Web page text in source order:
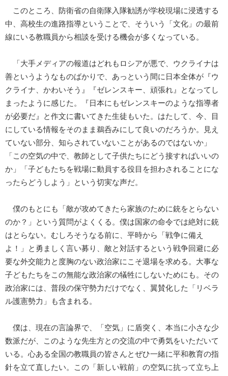
このところ、防衛省の自衛隊入隊勧誘が学校現場に浸透する
中、高校生の進路指導ということで、そういう「文化」の最前
線にいる教職員から相談を受ける機会が多くなっている。
「大手メディアの報道はどれもロシアが悪で、ウクライナは
善というようなものばかりで、あっという間に日本全体が『ウ
クライナ、かわいそう』『ゼレンスキー、頑張れ』となってし
まったように感じた。『日本にもゼレンスキーのような指導者
が必要だ』と作文に書いてきた生徒もいた。はたして、今、目
にしている情報をそのまま鵜呑みにして良いのだろうか。見え
ていない部分、知らされていないことがあるのではないか」
「この空気の中で、教師として子供たちにどう接すればいいの
か」「子どもたちを戦場に動員する役目を担わされることにな
ったらどうしよう」という切実な声だ。
僕のもとにも「敵が攻めてきたら家族のために銃をとらない
のか？」という質問がよくくる。僕は国家の命令では絶対に銃
はとらない。むしろそうなる前に、平時から「戦争に備え
よ！」と勇ましく言い募り、敵と対話するという戦争回避に必
要な外交能力と度胸のない政治家にこそ退場を求める。大事な
子どもたちをこの無能な政治家の犠牲にしないためにも。その
政治家には、普段の保守勢力だけでなく、翼賛化した「リベラ
ル護憲勢力」も含まれる。
僕は、現在の言論界で、「空気」に盾突く、本当に小さな少
数派だが、このような先生方との交流の中で勇気をいただいて
いる。心ある全国の教職員の皆さんとぜひ一緒に平和教育の指
針を立て直したい。この「新しい戦前」の空気に抗って立ち上